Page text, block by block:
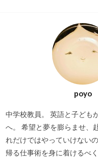
poyo
中学校教員。 英語と子ども
へ。 希望と夢を膨らませ、
れだけではやっていけない
帰る仕事術を身に着けるべ